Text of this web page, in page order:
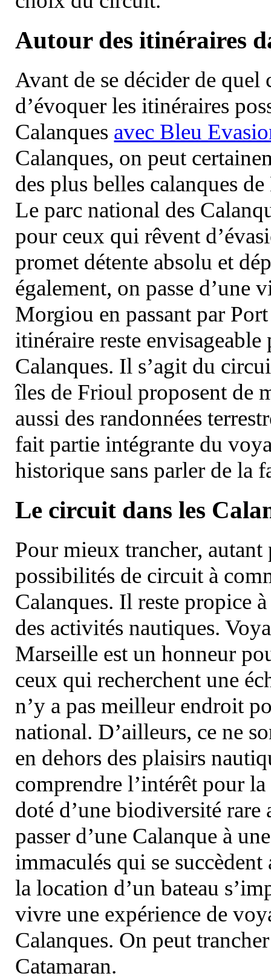
Autour des itinéraires
Avant de se décider de
d’évoquer les itinéraires
Calanques avec Bleu
Calanques, on peut
des plus belles calanques
Le parc national des
pour ceux qui rêvent
promet détente absolu et
également, on passe d’une
Morgiou en passant par
itinéraire reste
Calanques. Il s’agit du
îles de Frioul proposent de
aussi des randonnées
fait partie intégrante du
historique sans parler de la
Le circuit dans les
Pour mieux trancher, autant
possibilités de circuit à
Calanques. Il reste propice
des activités nautiques.
Marseille est un honneur
ceux qui recherchent une
n’y a pas meilleur endroit
national. D’ailleurs, ce ne
en dehors des plaisirs
comprendre l’intérêt pour
doté d’une biodiversité
passer d’une Calanque à
immaculés qui se
la location d’un bateau
vivre une expérience de
Calanques. On peut
Catamaran.